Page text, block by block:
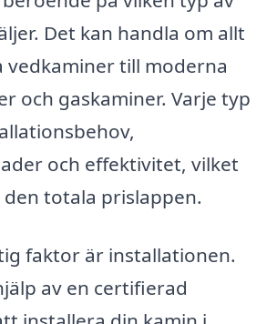
Det kan handla om allt
vedkaminer till moderna
och gaskaminer. Varje typ
och effektivitet, vilket
totala prislappen.
faktor är installationen.
av en certifierad